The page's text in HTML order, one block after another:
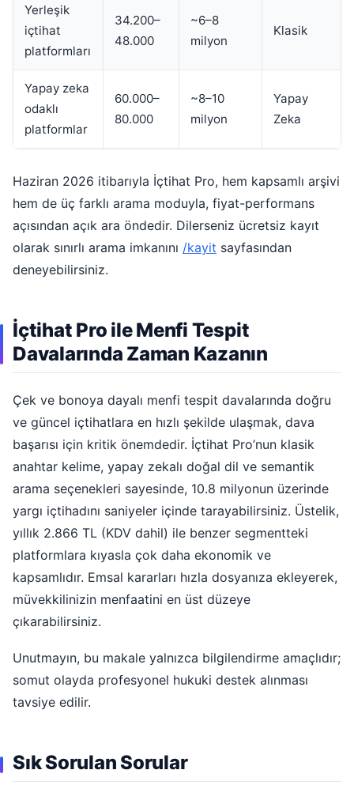
Yerleşik
içtihat
platformları
34.200–
48.000
~6–8
milyon
Klasik
Yapay zeka
odaklı
platformlar
60.000–
80.000
~8–10
milyon
Yapay
Zeka
Haziran 2026 itibarıyla İçtihat Pro, hem kapsamlı arşivi
hem de üç farklı arama moduyla, fiyat-performans
açısından açık ara öndedir. Dilerseniz ücretsiz kayıt
olarak sınırlı arama imkanını /kayit sayfasından
deneyebilirsiniz.
İçtihat Pro ile Menfi Tespit
Davalarında Zaman Kazanın
Çek ve bonoya dayalı menfi tespit davalarında doğru
ve güncel içtihatlara en hızlı şekilde ulaşmak, dava
başarısı için kritik önemdedir. İçtihat Pro’nun klasik
anahtar kelime, yapay zekalı doğal dil ve semantik
arama seçenekleri sayesinde, 10.8 milyonun üzerinde
yargı içtihadını saniyeler içinde tarayabilirsiniz. Üstelik,
yıllık 2.866 TL (KDV dahil) ile benzer segmentteki
platformlara kıyasla çok daha ekonomik ve
kapsamlıdır. Emsal kararları hızla dosyanıza ekleyerek,
müvekkilinizin menfaatini en üst düzeye
çıkarabilirsiniz.
Unutmayın, bu makale yalnızca bilgilendirme amaçlıdır;
somut olayda profesyonel hukuki destek alınması
tavsiye edilir.
Sık Sorulan Sorular